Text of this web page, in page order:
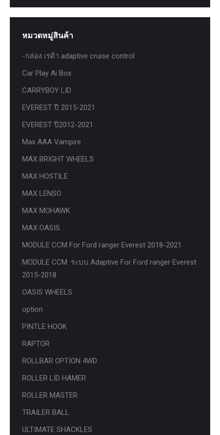
หมวดหมู่สินค้า
-กล่อง เรด้า adaptive cruise control
Car Play Ai Box
CARRYBOY LID
EVEREST ปี 2015-2021
EVEREST ปี2012-2021
Max AAA Vampire
MAX BRIGHT WHEELS
MAX HOSTILE
MAX LENSO
MAX MOHAWK
MAX OASIS
MODULE CCM For Ford ranger Everest 2018-2021
MODULE CCM. ระบบ Adaptive For Ford ranger Everest
2015-2018
OASIS WHEELS
option
PINTLE HOOK
RAPTOR
ROLLBAR OPTION 4WD
ROLLER LID HAMER
ROLLER MASTER
TRAILER BALL
ULTIMATE SHACKLES